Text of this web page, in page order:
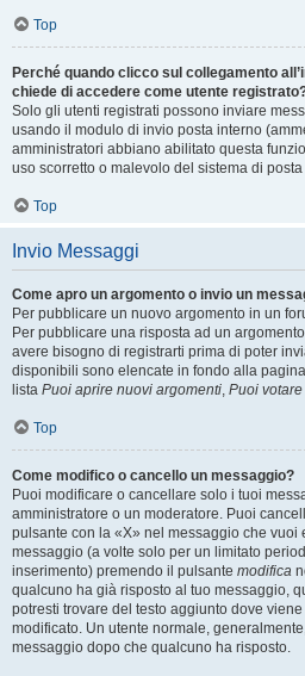
Top
Perché quando clicco sul collegamento
chiede di accedere come utente
Solo gli utenti registrati possono inviare
usando il modulo di invio posta interno
amministratori abbiano abilitato questa
uso scorretto o malevolo del sistema di
Top
Invio Messaggi
Come apro un argomento o invio un
Per pubblicare un nuovo argomento in un
Per pubblicare una risposta ad un
avere bisogno di registrarti prima di poter
disponibili sono elencate in fondo alla
lista Puoi aprire nuovi argomenti, Puoi
Top
Come modifico o cancello un messaggio?
Puoi modificare o cancellare solo i tuoi
amministratore o un moderatore. Puoi
pulsante con la «X» nel messaggio che vuoi
messaggio (a volte solo per un limitato
inserimento) premendo il pulsante modifica
qualcuno ha già risposto al tuo messaggio,
potresti trovare del testo aggiunto dove
modificato. Un utente normale,
messaggio dopo che qualcuno ha risposto.